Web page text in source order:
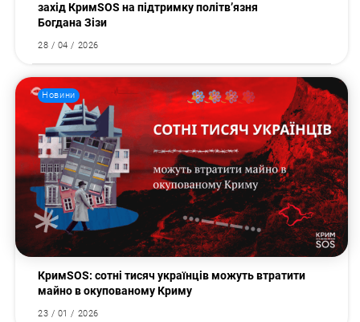
захід КримSOS на підтримку політв’язня
Богдана Зізи
28 / 04 / 2026
Новини
КримSOS: сотні тисяч українців можуть втратити
майно в окупованому Криму
23 / 01 / 2026